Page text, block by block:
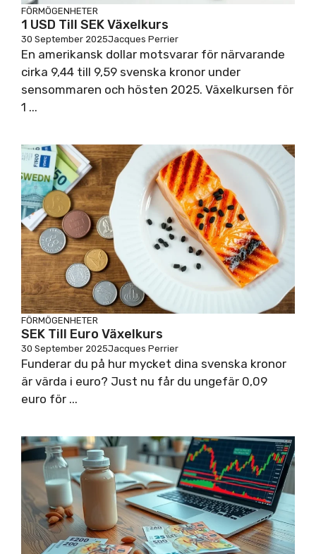
FÖRMÖGENHETER
1 USD Till SEK Växelkurs
30 September 2025Jacques Perrier
En amerikansk dollar motsvarar för närvarande
cirka 9,44 till 9,59 svenska kronor under
sensommaren och hösten 2025. Växelkursen för
1 ...
FÖRMÖGENHETER
SEK Till Euro Växelkurs
30 September 2025Jacques Perrier
Funderar du på hur mycket dina svenska kronor
är värda i euro? Just nu får du ungefär 0,09
euro för ...